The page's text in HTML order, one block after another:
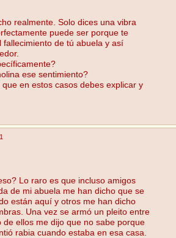
realmente. Solo dices una vibra
puede ser porque te
fallecimiento de tú abuela y así
ese sentimiento?
en estos casos debes explicar y
Lo raro es que incluso amigos
de mi abuela me han dicho que se
están aquí y otros me han dicho
Una vez se armó un pleito entre
de ellos me dijo que no sabe porque
rabia cuando estaba en esa casa.